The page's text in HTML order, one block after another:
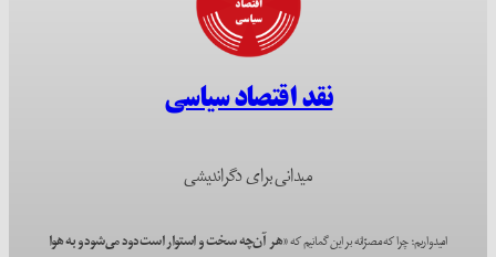
نقد اقتصاد سیاسی
میدانی برای دگراندیشی
امیدواریم؛ چرا که مصرّانه بر این گمانیم که«هر آن‌چه سخت و استوار است دود می‌شود و به هوا